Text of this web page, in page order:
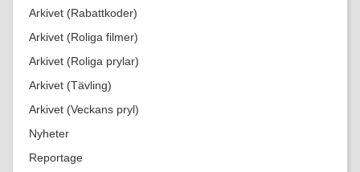
Arkivet (Rabattkoder)
Arkivet (Roliga filmer)
Arkivet (Roliga prylar)
Arkivet (Tävling)
Arkivet (Veckans pryl)
Nyheter
Reportage